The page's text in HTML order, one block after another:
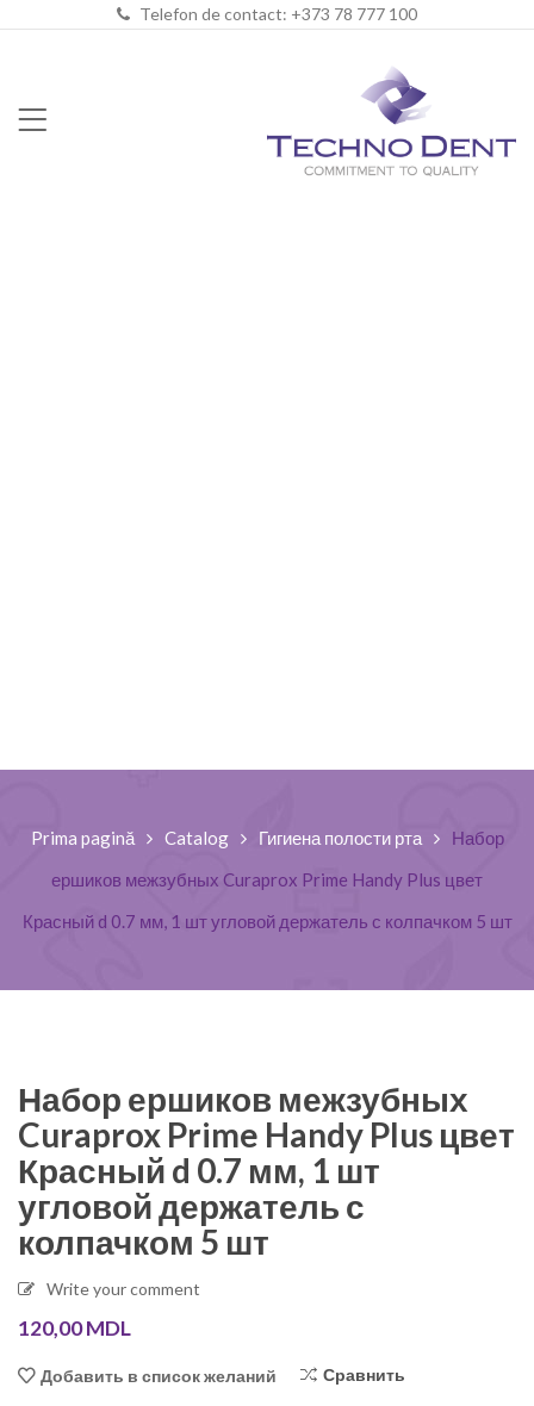
Telefon de contact: +373 78 777 100
Prima pagină Catalog Гигиена полости рта
Набор
ершиков межзубных Curaprox Prime Handy Plus цвет
Красный d 0.7 мм, 1 шт угловой держатель с колпачком 5 шт
Набор ершиков межзубных
Curaprox Prime Handy Plus цвет
Красный d 0.7 мм, 1 шт
угловой держатель с
колпачком 5 шт
Write your comment
120,00MDL
Добавить в список желаний Сравнить